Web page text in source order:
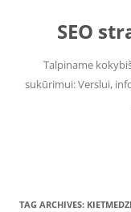
contentSEO
Talpiname
sukūrimui: Verslui,
TAG ARCHIVES: